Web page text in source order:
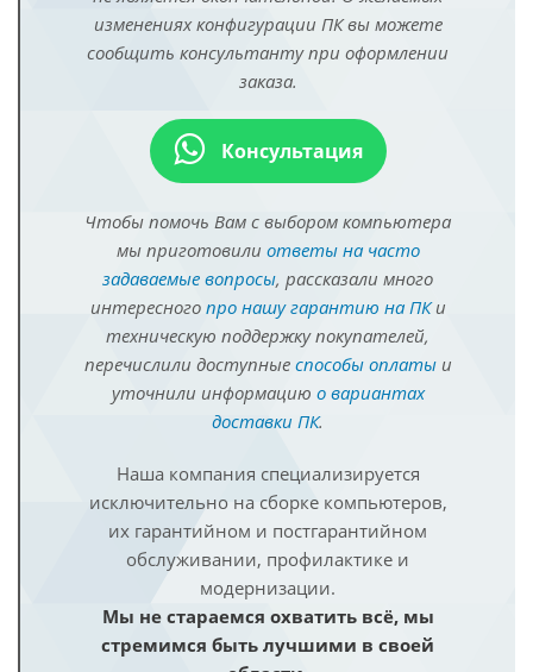
изменениях конфигурации ПК вы можете
сообщить консультанту при оформлении
заказа.
Консультация
Чтобы помочь Вам с выбором компьютера
мы приготовили ответы на часто
задаваемые вопросы, рассказали много
интересного про нашу гарантию на ПКи
техническую поддержку покупателей,
перечислили доступные способы оплатыи
уточнили информацию о вариантах
доставки ПК.
Наша компания специализируется
исключительно на сборке компьютеров,
их гарантийном и постгарантийном
обслуживании, профилактике и
модернизации.
Мы не стараемся охватить всё, мы
стремимся быть лучшими в своей